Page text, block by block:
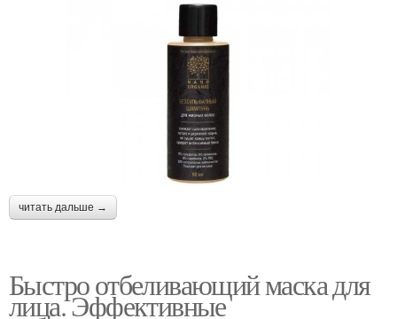
читать дальше →
Быстро отбеливающий маска для
лица. Эффективные